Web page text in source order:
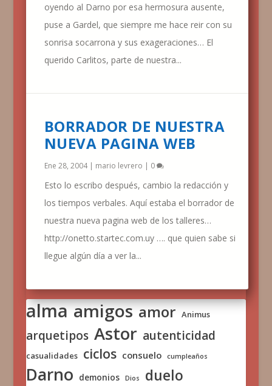
oyendo al Darno por esa hermosura ausente,
puse a Gardel, que siempre me hace reir con su
sonrisa socarrona y sus exageraciones… El
querido Carlitos, parte de nuestra...
BORRADOR DE NUESTRA
NUEVA PAGINA WEB
Ene 28, 2004| mario levrero | 0
Esto lo escribo después, cambio la redacción y
los tiempos verbales. Aquí estaba el borrador de
nuestra nueva pagina web de los talleres…
http://onetto.startec.com.uy …. que quien sabe si
llegue algún día a ver la...
alma amigos amor Animus
arquetipos Astor autenticidad
casualidades ciclos consuelo cumpleaños
Darno demonios Dios duelo